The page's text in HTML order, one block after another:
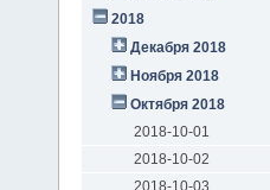
2018
Декабря 2018
Ноября 2018
Октября 2018
2018-10-01
2018-10-02
2018-10-03